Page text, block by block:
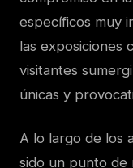
específicos muy
las exposiciones
visitantes
únicas y
A lo largo de los
sido un punto de